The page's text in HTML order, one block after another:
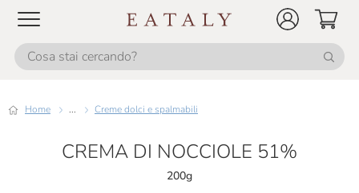
Home ... Creme dolci e spalmabili
CREMA DI NOCCIOLE 51%
200g